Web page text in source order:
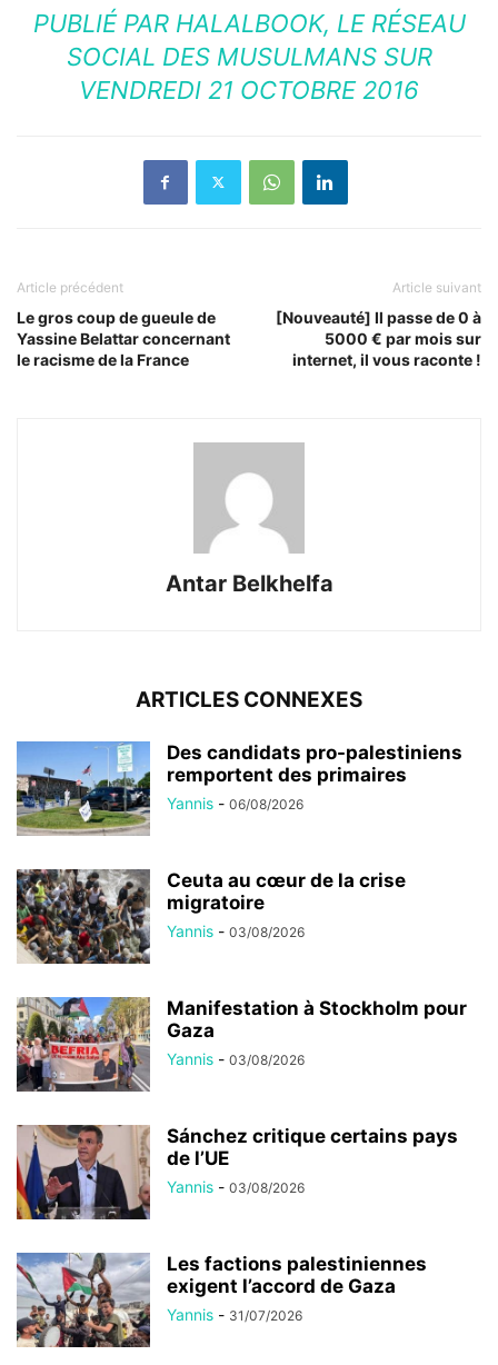
PUBLIÉ PAR HALALBOOK, LE RÉSEAU
SOCIAL DES MUSULMANSSUR
VENDREDI 21 OCTOBRE 2016
Article précédent
Le gros coup de gueule de
Yassine Belattar concernant
le racisme de la France
Article suivant
[Nouveauté] Il passe de 0 à
5000 € par mois sur
internet, il vous raconte !
Antar Belkhelfa
ARTICLES CONNEXES
Des candidats pro-palestiniens
remportent des primaires
Yannis - 06/08/2026
Ceuta au cœur de la crise
migratoire
Yannis - 03/08/2026
Manifestation à Stockholm pour
Gaza
Yannis - 03/08/2026
Sánchez critique certains pays
de l’UE
Yannis - 03/08/2026
Les factions palestiniennes
exigent l’accord de Gaza
Yannis - 31/07/2026